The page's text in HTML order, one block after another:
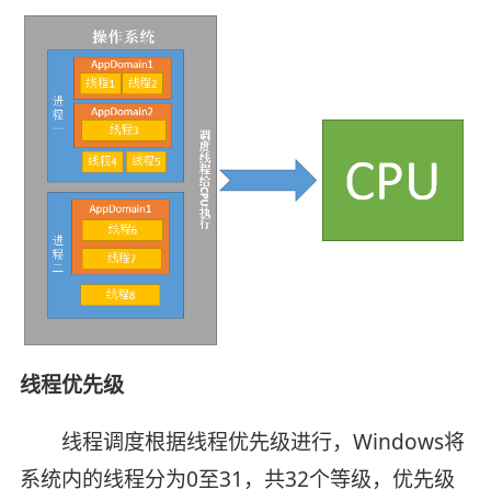
线程优先级
线程调度根据线程优先级进行，Windows将
系统内的线程分为0至31，共32个等级，优先级